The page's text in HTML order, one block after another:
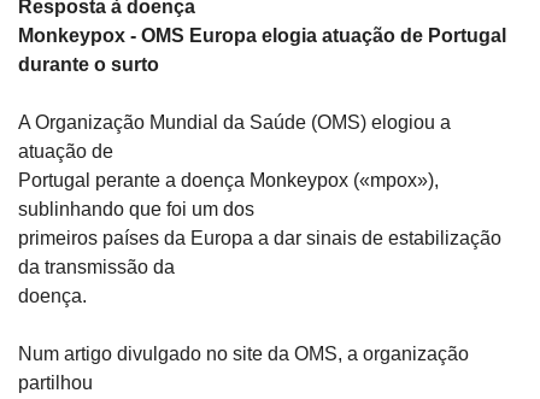
Resposta à doença
Monkeypox - OMS Europa elogia atuação de Portugal
durante o surto
A Organização Mundial da Saúde (OMS) elogiou a
atuação de
Portugal perante a doença Monkeypox («mpox»),
sublinhando que foi um dos
primeiros países da Europa a dar sinais de estabilização
da transmissão da
doença.
Num artigo divulgado no site da OMS, a organização
partilhou